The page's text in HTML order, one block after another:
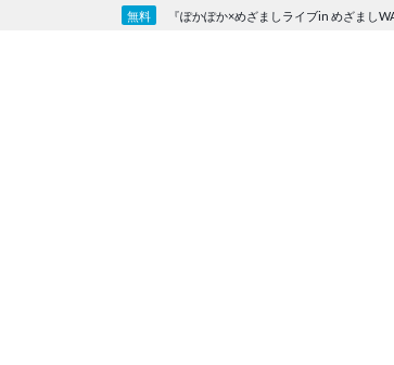
『ぽかぽか×めざましライブin めざまし